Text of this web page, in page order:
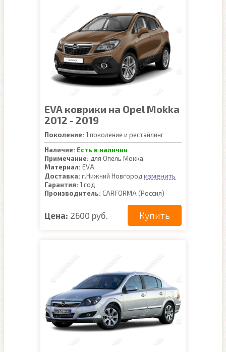
EVA коврики на Opel Mokka
2012 - 2019
Поколение: 1 поколение и рестайлинг
Наличие: Есть в наличии
Примечание: для Опель Мокка
Материал: EVA
Доставка: г.Нижний Новгород изменить
Гарантия: 1 год
Производитель: CARFORMA (Россия)
Цена: 2600 руб. Купить